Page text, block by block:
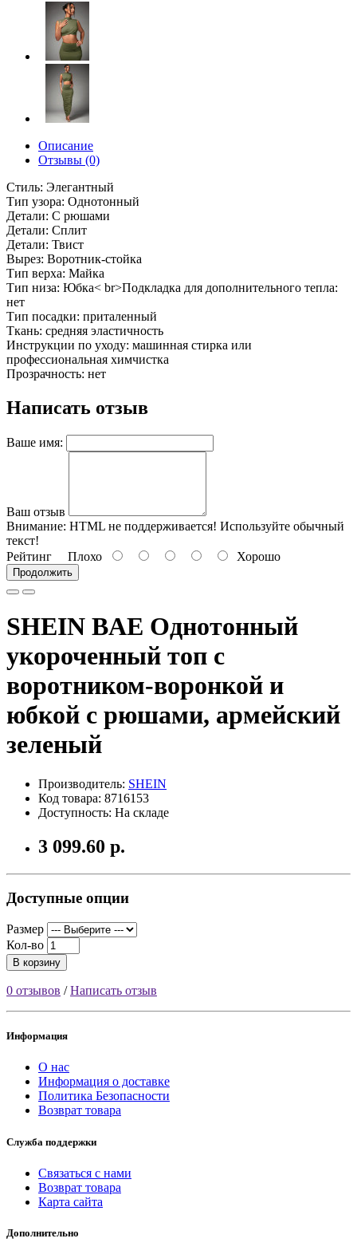
Описание
Отзывы (0)
Стиль: Элегантный
Тип узора: Однотонный
Детали: С рюшами
Детали: Сплит
Детали: Твист
Вырез: Воротник-стойка
Тип верха: Майка
Тип низа: Юбка< br>Подкладка для дополнительного тепла:
нет
Тип посадки: приталенный
Ткань: средняя эластичность
Инструкции по уходу: машинная стирка или
профессиональная химчистка
Прозрачность: нет
Написать отзыв
Ваше имя:
Ваш отзыв
Внимание: HTML не поддерживается! Используйте обычный
текст!
Рейтинг Плохо Хорошо
Продолжить
SHEIN BAE Однотонный
укороченный топ с
воротником-воронкой и
юбкой с рюшами, армейский
зеленый
Производитель: SHEIN
Код товара: 8716153
Доступность: На складе
3 099.60 р.
Доступные опции
Размер
Кол-во
В корзину
0 отзывов /Написать отзыв
Информация
О нас
Информация о доставке
Политика Безопасности
Возврат товара
Служба поддержки
Связаться с нами
Возврат товара
Карта сайта
Дополнительно